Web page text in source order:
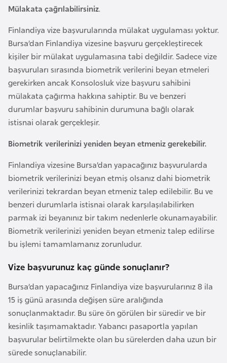
Mülakata çağrılabilirsiniz.
Finlandiya vize başvurularında mülakat uygulaması yoktur.
Bursa’dan Finlandiya vizesine başvuru gerçekleştirecek
kişiler bir mülakat uygulamasına tabi değildir. Sadece vize
başvuruları sırasında biometrik verilerini beyan etmeleri
gerekirken ancak Konsolosluk vize başvuru sahibini
mülakata çağırma hakkına sahiptir. Bu ve benzeri
durumlar başvuru sahibinin durumuna bağlı olarak
istisnai olarak gerçekleşir.
Biometrik verilerinizi yeniden beyan etmeniz gerekebilir.
Finlandiya vizesine Bursa’dan yapacağınız başvurularda
biometrik verilerinizi beyan etmiş olsanız dahi biometrik
verilerinizi tekrardan beyan etmeniz talep edilebilir. Bu ve
benzeri durumlarla istisnai olarak karşılaşılabilirken
parmak izi beyanınız bir takım nedenlerle okunamayabilir.
Biometrik verilerinizi yeniden beyan etmeniz talep edilirse
bu işlemi tamamlamanız zorunludur.
Vize başvurunuz kaç günde sonuçlanır?
Bursa’dan yapacağınız Finlandiya vize başvurularınız 8 ila
15 iş günü arasında değişen süre aralığında
sonuçlanmaktadır. Bu süre ön görülen bir süredir ve bir
kesinlik taşımamaktadır. Yabancı pasaportla yapılan
başvurular belirtilmekte olan bu sürelerden daha uzun bir
sürede sonuçlanabilir.
s
o
n
y
a
E
t
i
y
p
y
a
F
i
l
d
ş
i
S
a
h
i